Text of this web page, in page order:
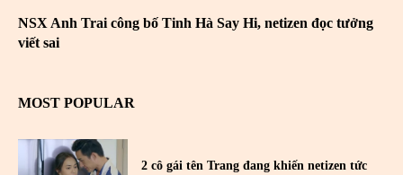
NSX Anh Trai công bố Tinh Hà Say Hi, netizen đọc tưởng
viết sai
MOST POPULAR
2 cô gái tên Trang đang khiến netizen tức